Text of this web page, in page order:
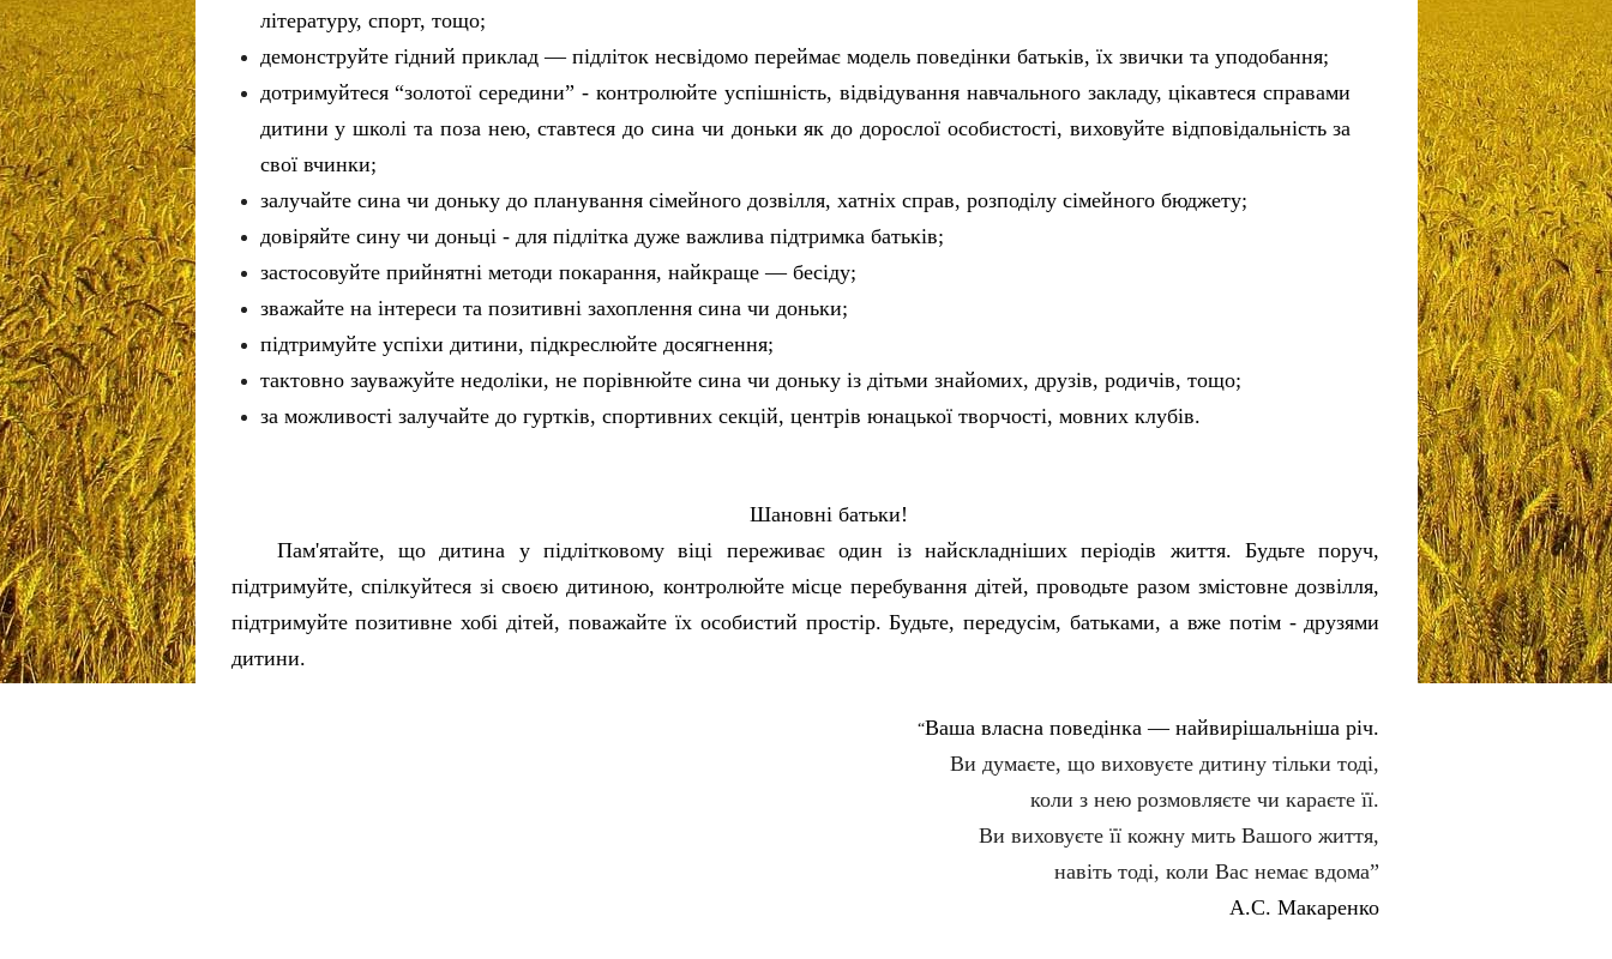
літературу, спорт, тощо;
демонструйте гідний приклад — підліток несвідомо переймає модель поведінки батьків, їх звички та уподобання;
дотримуйтеся “золотої середини” - контролюйте успішність, відвідування навчального закладу, цікавтеся справами
дитини у школі та поза нею, ставтеся до сина чи доньки як до дорослої особистості, виховуйте відповідальність за
свої вчинки;
залучайте сина чи доньку до планування сімейного дозвілля, хатніх справ, розподілу сімейного бюджету;
довіряйте сину чи доньці - для підлітка дуже важлива підтримка батьків;
застосовуйте прийнятні методи покарання, найкраще — бесіду;
зважайте на інтереси та позитивні захоплення сина чи доньки;
підтримуйте успіхи дитини, підкреслюйте досягнення;
тактовно зауважуйте недоліки, не порівнюйте сина чи доньку із дітьми знайомих, друзів, родичів, тощо;
за можливості залучайте до гуртків, спортивних секцій, центрів юнацької творчості, мовних клубів.
Шановні батьки!
Пам'ятайте, що дитина у підлітковому віці переживає один із найскладніших періодів життя. Будьте поруч,
підтримуйте, спілкуйтеся зі своєю дитиною, контролюйте місце перебування дітей, проводьте разом змістовне дозвілля,
підтримуйте позитивне хобі дітей, поважайте їх особистий простір. Будьте, передусім, батьками, а вже потім - друзями
дитини.
“Ваша власна поведінка — найвирішальніша річ.
Ви думаєте, що виховуєте дитину тільки тоді,
коли з нею розмовляєте чи караєте її.
Ви виховуєте її кожну мить Вашого життя,
навіть тоді, коли Вас немає вдома”
А.С. Макаренко